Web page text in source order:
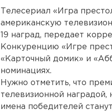
Телесериал «Игра
американскую
19 наград, передает
Конкуренцию «Игре
«Карточный домик» и
номинациях.
Нужно отметить, что
телевизионной
имена победителей